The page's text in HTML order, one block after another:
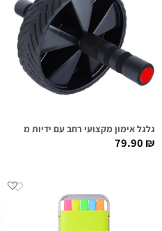
גלגל אימון מקצועי רחב עם ידיות מרופדות
79.90₪